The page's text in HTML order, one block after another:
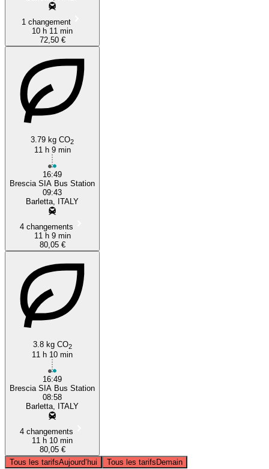
1 changement
10 h 11 min
72,50 €
3.79 kg CO2
11 h 9 min
16:49
Brescia SIA Bus Station
09:43
Barletta, ITALY
4 changements
11 h 9 min
80,05 €
3.8 kg CO2
11 h 10 min
16:49
Brescia SIA Bus Station
08:58
Barletta, ITALY
4 changements
11 h 10 min
80,05 €
Tous les tarifsAujourd’hui Tous les tarifsDemain